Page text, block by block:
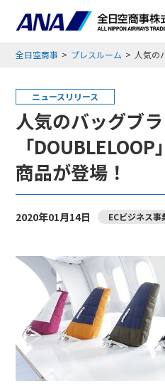
全日空商事 プレスルーム 人気の
ニュースリリース
人気のバッグブ
「
商品が登場！
2020年01月14日 ECビジネス事